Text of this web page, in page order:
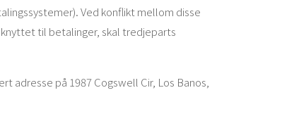
Ved konflikt mellom disse
til betalinger, skal tredjeparts
adresse på 1987 Cogswell Cir, Los Banos,